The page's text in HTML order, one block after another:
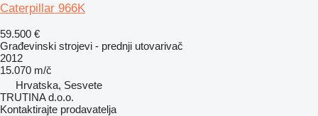
Caterpillar 966K
59.500 €
Građevinski strojevi - prednji utovarivač
2012
15.070 m/č
Hrvatska, Sesvete
TRUTINA d.o.o.
Kontaktirajte prodavatelja